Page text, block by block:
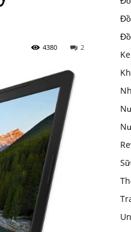
2
4380